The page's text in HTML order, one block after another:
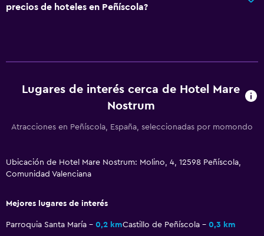
Comedor
precios de hoteles en Peñíscola?
Lugares de interés cerca de Hotel Mare
Nostrum
Atracciones en Peñíscola, España, seleccionadas por momondo
Ubicación de Hotel Mare Nostrum: Molino, 4, 12598 Peñíscola,
Comunidad Valenciana
Mejores lugares de interés
Parroquia Santa María 0,2 kmCastillo de Peñíscola
0,3 km